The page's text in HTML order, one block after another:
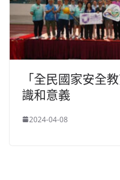
「全民國家安全
識和意義
2024-04-08